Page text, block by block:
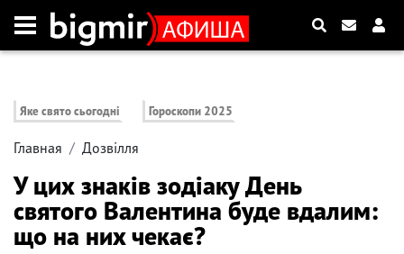
Яке свято сьогодні Гороскопи 2025
Главная Дозвілля
У цих знаків зодіаку День
святого Валентина буде вдалим:
що на них чекає?